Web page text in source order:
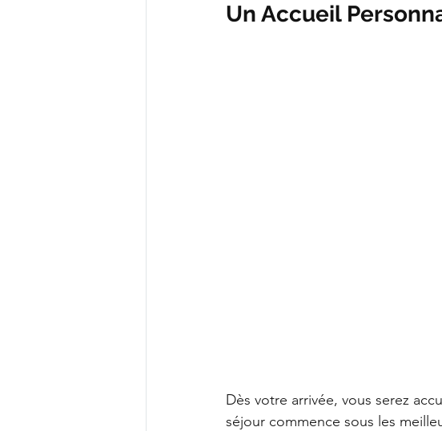
Un Accueil
Dès votre arrivée, vous serez
séjour commence sous les